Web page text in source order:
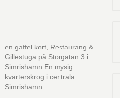
en gaffel kort, Restaurang &
Gillestuga på Storgatan 3 i
Simrishamn En mysig
kvarterskrog i centrala
Simrishamn